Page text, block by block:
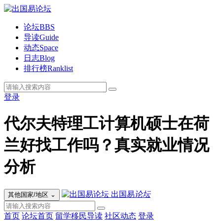
论坛BBS
导读Guide
动态Space
日志Blog
排行榜Ranklist
登录
代尔夫特理工计算机硕士在荷
兰好找工作吗？真实就业情况
分析
其他国家/地区 ⌄ 出国易论坛
首页 论坛首页 留学移民导读 社区动态 登录